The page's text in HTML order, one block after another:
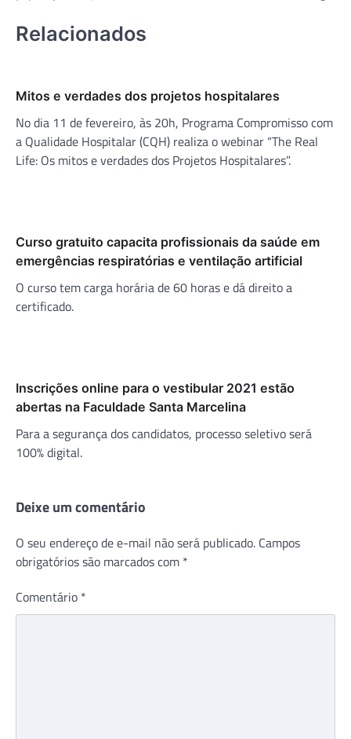
Relacionados
Mitos e verdades dos projetos hospitalares
No dia 11 de fevereiro, às 20h, Programa Compromisso com
a Qualidade Hospitalar (CQH) realiza o webinar “The Real
Life: Os mitos e verdades dos Projetos Hospitalares”.
Curso gratuito capacita profissionais da saúde em
emergências respiratórias e ventilação artificial
O curso tem carga horária de 60 horas e dá direito a
certificado.
Inscrições online para o vestibular 2021 estão
abertas na Faculdade Santa Marcelina
Para a segurança dos candidatos, processo seletivo será
100% digital.
Deixe um comentário
O seu endereço de e-mail não será publicado. Campos
obrigatórios são marcados com *
Comentário *